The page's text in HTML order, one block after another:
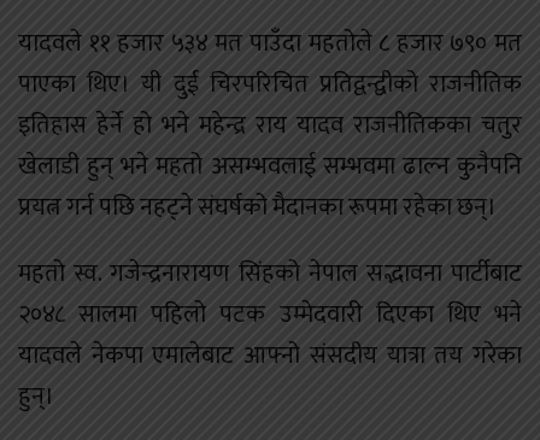
यादवले ११ हजार ५३४ मत पाउँदा महतोले ८ हजार ७९० मत
पाएका थिए। यी दुई चिरपरिचित प्रतिद्वन्द्वीको राजनीतिक
इतिहास हेर्ने हो भने महेन्द्र राय यादव राजनीतिकका चतुर
खेलाडी हुन् भने महतो असम्भवलाई सम्भवमा ढाल्न कुनैपनि
प्रयत्न गर्न पछि नहट्ने संघर्षको मैदानका रूपमा रहेका छन्।
महतो स्व. गजेन्द्रनारायण सिंहको नेपाल सद्भावना पार्टीबाट
२०४८ सालमा पहिलो पटक उम्मेदवारी दिएका थिए भने
यादवले नेकपा एमालेबाट आफ्नो संसदीय यात्रा तय गरेका
हुन्।